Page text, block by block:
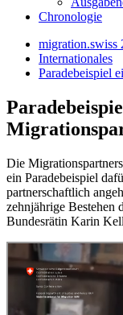
Chronologie
migration.swiss
Internationales
Paradebeispiel
Die
ein Paradebeispiel
partnerschaftlich
zehnjährige Bestehen
Bundesrätin Karin